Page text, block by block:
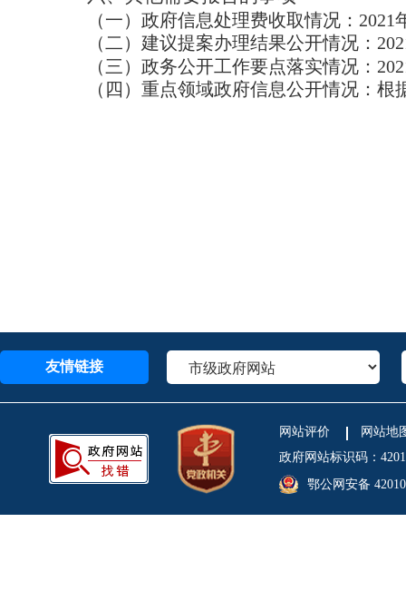
（一）政府信息处理费收取情况： 2021
（二）建议提案办理结果公开情况：
（三）政务公开工作要点落实情况：
（四）重点领域政府信息公开情况：根
友情链接
网站评价
网站地
政府网站标识码：
鄂公网安备